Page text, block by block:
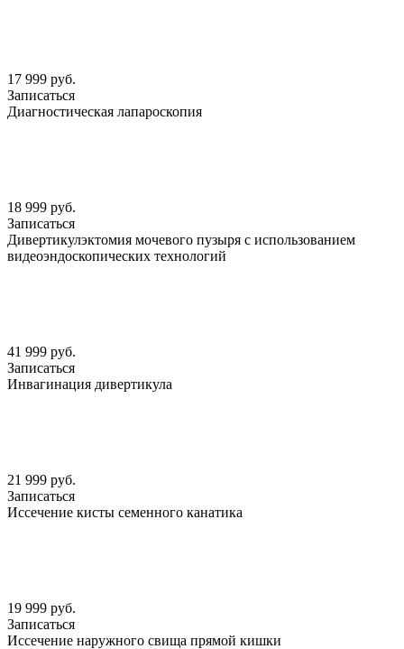
17 999 руб.
Записаться
Диагностическая лапароскопия
18 999 руб.
Записаться
Дивертикулэктомия мочевого пузыря с использованием
видеоэндоскопических технологий
41 999 руб.
Записаться
Инвагинация дивертикула
21 999 руб.
Записаться
Иссечение кисты семенного канатика
19 999 руб.
Записаться
Иссечение наружного свища прямой кишки